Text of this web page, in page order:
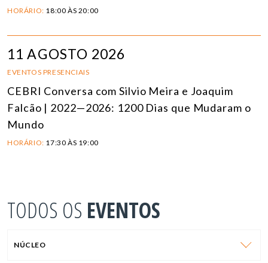
HORÁRIO: 18:00 ÀS 20:00
11 AGOSTO 2026
EVENTOS PRESENCIAIS
CEBRI Conversa com Silvio Meira e Joaquim
Falcão | 2022—2026: 1200 Dias que Mudaram o
Mundo
HORÁRIO: 17:30 ÀS 19:00
TODOS OS EVENTOS
NÚCLEO